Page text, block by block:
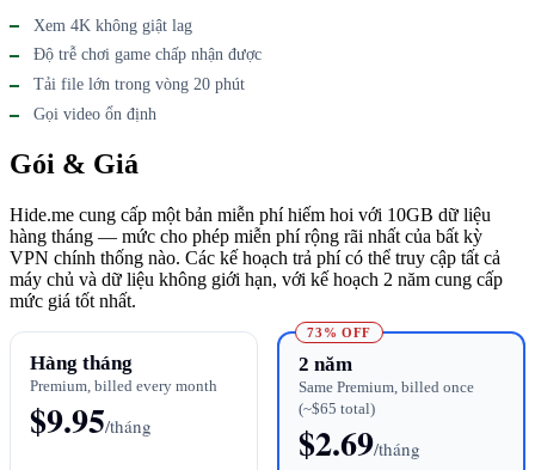
Xem 4K không giật lag
Độ trễ chơi game chấp nhận được
Tải file lớn trong vòng 20 phút
Gọi video ổn định
Gói & Giá
Hide.me cung cấp một bản miễn phí hiếm hoi với 10GB dữ liệu
hàng tháng — mức cho phép miễn phí rộng rãi nhất của bất kỳ
VPN chính thống nào. Các kế hoạch trả phí có thể truy cập tất cả
máy chủ và dữ liệu không giới hạn, với kế hoạch 2 năm cung cấp
mức giá tốt nhất.
Hàng tháng
Premium, billed every month
$9.95/tháng
73% OFF
2 năm
Same Premium, billed once
(~$65 total)
$2.69/tháng